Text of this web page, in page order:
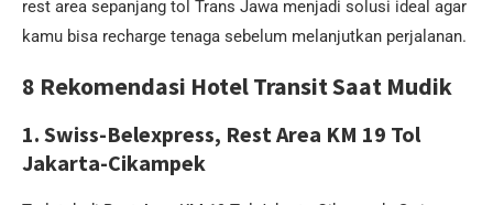
rest area sepanjang tol Trans Jawa menjadi solusi ideal agar
kamu bisa recharge tenaga sebelum melanjutkan perjalanan.
8 Rekomendasi Hotel Transit Saat Mudik
1. Swiss-Belexpress, Rest Area KM 19 Tol
Jakarta-Cikampek